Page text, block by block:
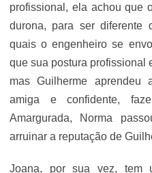
profissional, ela achou que
durona, para ser diferente
quais o engenheiro se
que sua postura profissional
mas Guilherme aprendeu
amiga e confidente,
Amargurada, Norma
arruinar a reputação de
Joana, por sua vez, tem